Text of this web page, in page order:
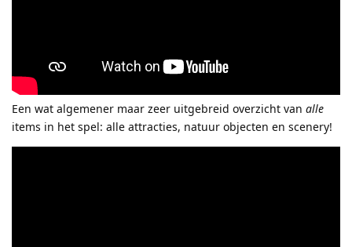
Een wat algemener maar zeer uitgebreid overzicht van alle
items in het spel: alle attracties, natuur objecten en scenery!